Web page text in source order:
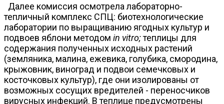
Далее комиссия осмотрела лабораторно-
тепличный комплекс СПЦ: биотехнологические
лаборатории по выращиванию ягодных культур и
подвоев яблони методом in vitro;теплицы для
содержания полученных исходных растений
(земляника, малина, ежевика, голубика, смородина,
крыжовник, виноград и подвои семечковых и
косточковых культур), где они изолированы от
возможных сосущих вредителей - переносчиков
вирусных инфекций. В теплице предусмотрены